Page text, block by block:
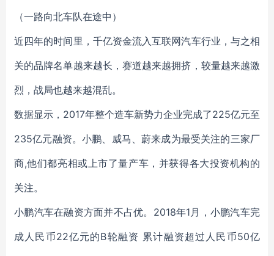
（一路向北车队在途中）
近四年的时间里，千亿资金流入互联网汽车行业，与之相
关的品牌名单越来越长，赛道越来越拥挤，较量越来越激
烈，战局也越来越混乱。
数据显示，2017年整个造车新势力企业完成了225亿元至
235亿元融资。小鹏、威马、蔚来成为最受关注的三家厂
商,他们都亮相或上市了量产车，并获得各大投资机构的
关注。
小鹏汽车在融资方面并不占优。2018年1月，小鹏汽车完
成人民币22亿元的B轮融资 累计融资超过人民币50亿